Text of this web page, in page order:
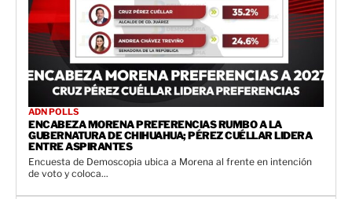
ADN POLLS
ENCABEZA MORENA PREFERENCIAS RUMBO A LA
GUBERNATURA DE CHIHUAHUA; PÉREZ CUÉLLAR LIDERA
ENTRE ASPIRANTES
Encuesta de Demoscopia ubica a Morena al frente en intención
de voto y coloca...